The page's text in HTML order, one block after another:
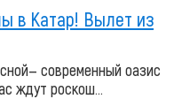
в Катар! Вылет из
современный оазис
ждут роскош...